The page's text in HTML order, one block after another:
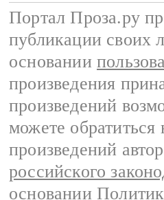
Портал Проза.ру
публикации своих
основании
произведения
произведений
можете обратиться
произведений
российского
основании